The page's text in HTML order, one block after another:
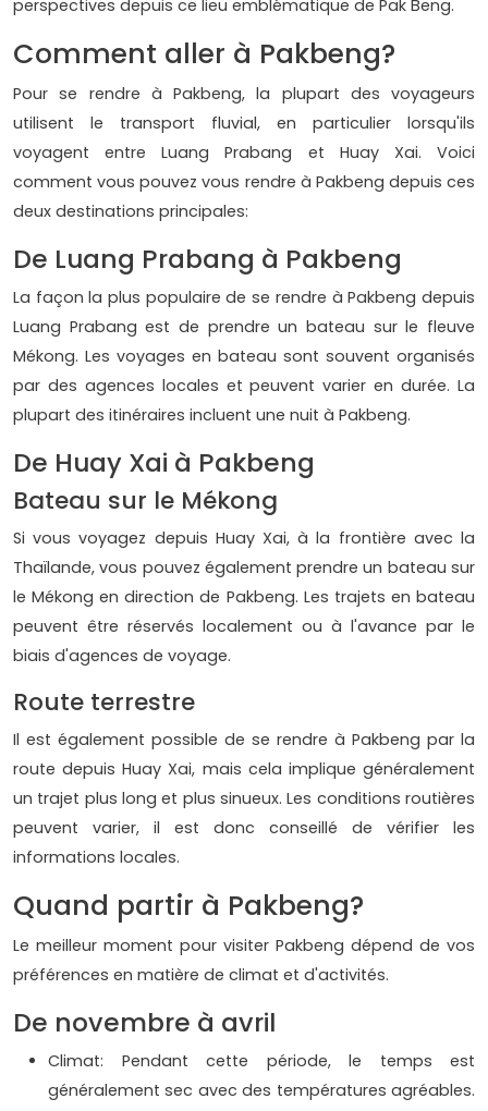
perspectives depuis ce lieu emblématique de Pak Beng.
Comment aller à Pakbeng?
Pour se rendre à Pakbeng, la plupart des voyageurs
utilisent le transport fluvial, en particulier lorsqu'ils
voyagent entre Luang Prabang et Huay Xai. Voici
comment vous pouvez vous rendre à Pakbeng depuis ces
deux destinations principales:
De Luang Prabang à Pakbeng
La façon la plus populaire de se rendre à Pakbeng depuis
Luang Prabang est de prendre un bateau sur le fleuve
Mékong. Les voyages en bateau sont souvent organisés
par des agences locales et peuvent varier en durée. La
plupart des itinéraires incluent une nuit à Pakbeng.
De Huay Xai à Pakbeng
Bateau sur le Mékong
Si vous voyagez depuis Huay Xai, à la frontière avec la
Thaïlande, vous pouvez également prendre un bateau sur
le Mékong en direction de Pakbeng. Les trajets en bateau
peuvent être réservés localement ou à l'avance par le
biais d'agences de voyage.
Route terrestre
Il est également possible de se rendre à Pakbeng par la
route depuis Huay Xai, mais cela implique généralement
un trajet plus long et plus sinueux. Les conditions routières
peuvent varier, il est donc conseillé de vérifier les
informations locales.
Quand partir à Pakbeng?
Le meilleur moment pour visiter Pakbeng dépend de vos
préférences en matière de climat et d'activités.
De novembre à avril
Climat: Pendant cette période, le temps est
généralement sec avec des températures agréables.